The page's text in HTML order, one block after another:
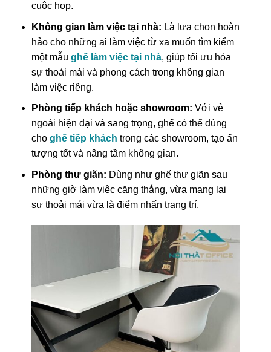
cuộc họp.
Không gian làm việc tại nhà: Là lựa chọn hoàn
hảo cho những ai làm việc từ xa muốn tìm kiểm
một mẫu ghế làm việc tại nhà, giúp tối ưu hóa
sự thoải mái và phong cách trong không gian
làm việc riêng.
Phòng tiếp khách hoặc showroom: Với vẻ
ngoài hiện đại và sang trọng, ghế có thể dùng
cho ghế tiếp khách trong các showroom, tạo ấn
tượng tốt và nâng tầm không gian.
Phòng thư giãn: Dùng như ghế thư giãn sau
những giờ làm việc căng thẳng, vừa mang lại
sự thoải mái vừa là điểm nhấn trang trí.